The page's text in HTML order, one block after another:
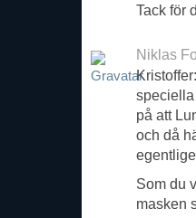
Tack för
Niklas
speciella
på att
och då
Som du
masken